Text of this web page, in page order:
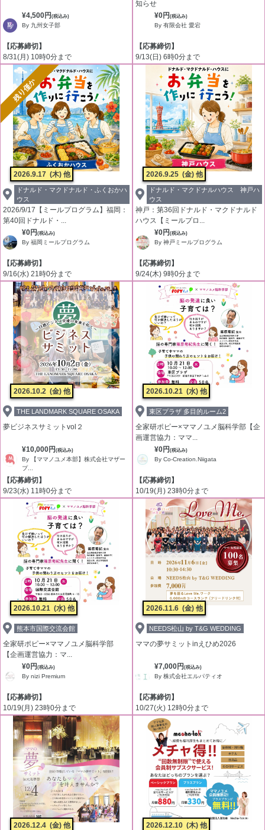
¥4,500円 (税込み)
By 九州女子部
【応募締切】
8/31(月) 10時0分まで
知らせ
¥0円 (税込み)
By 有限会社 愛宕
【応募締切】
9/13(日) 6時0分まで
残り僅か
2026.9.17 (木) 他
ドナルド・マクドナルド・ふくおかハ
ウス
2026/9/17【ミールプログラム】福岡：
第40回ドナルド・...
¥0円 (税込み)
By 福岡ミールプログラム
【応募締切】
9/16(水) 21時0分まで
2026.9.25 (金) 他
ドナルド・マクドナルハウス 神戸ハ
ウス
神戸：第36回ドナルド・マクドナルド
ハウス【ミールプロ...
¥0円 (税込み)
By 神戸ミールプログラム
【応募締切】
9/24(木) 9時0分まで
2026.10.2 (金) 他
THE LANDMARK SQUARE OSAKA
夢ビジネスサミットvol２
¥10,000円 (税込み)
By 【ママノユメ本部】株式会社マザー
プ...
【応募締切】
9/23(水) 11時0分まで
2026.10.21 (水) 他
東区プラザ 多目的ルーム2
全家研ポピー×ママノユメ脳科学部【企
画運営協力：ママ...
¥0円 (税込み)
By Co-Creation.Niigata
【応募締切】
10/19(月) 23時0分まで
2026.10.21 (水) 他
熊本市国際交流会館
全家研ポピー×ママノユメ脳科学部
【企画運営協力：マ...
¥0円 (税込み)
By nizi Premium
【応募締切】
10/19(月) 23時0分まで
2026.11.6 (金) 他
NEEDS松山 by T&G WEDDING
ママの夢サミットinえひめ2026
¥7,000円 (税込み)
By 株式会社エルパティオ
【応募締切】
10/27(火) 12時0分まで
2026.12.4 (金) 他 2026.12.10 (木) 他